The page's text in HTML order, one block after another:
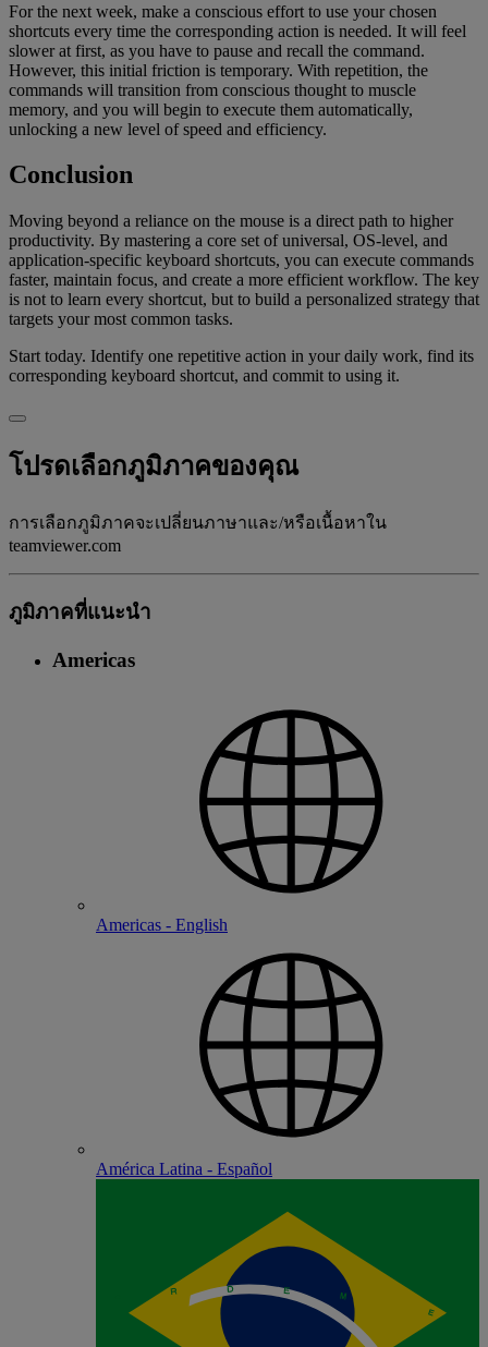
For the next week, make a conscious effort to use your chosen
shortcuts every time the corresponding action is needed. It will feel
slower at first, as you have to pause and recall the command.
However, this initial friction is temporary. With repetition, the
commands will transition from conscious thought to muscle
memory, and you will begin to execute them automatically,
unlocking a new level of speed and efficiency.
Conclusion
Moving beyond a reliance on the mouse is a direct path to higher
productivity. By mastering a core set of universal, OS-level, and
application-specific keyboard shortcuts, you can execute commands
faster, maintain focus, and create a more efficient workflow. The key
is not to learn every shortcut, but to build a personalized strategy that
targets your most common tasks.
Start today. Identify one repetitive action in your daily work, find its
corresponding keyboard shortcut, and commit to using it.
โปรดเลือกภูมิภาคของคุณ
การเลือกภูมิภาคจะเปลี่ยนภาษาและ/หรือเนื้อหาใน
teamviewer.com
ภูมิภาคที่แนะนํา
Americas
Americas - English
América Latina - Español